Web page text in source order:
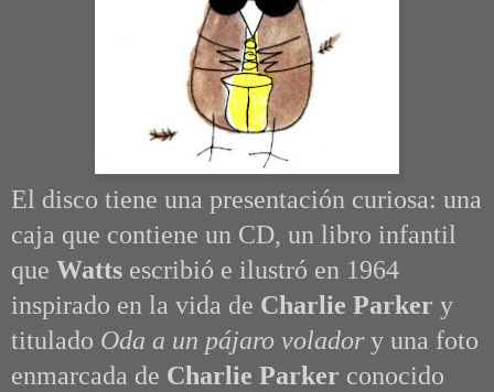
El disco tiene una presentación curiosa: una
caja que contiene un CD, un libro infantil
que Watts escribió e ilustró en 1964
inspirado en la vida de Charlie Parker y
titulado Oda a un pájaro volador y una foto
enmarcada de Charlie Parker conocido